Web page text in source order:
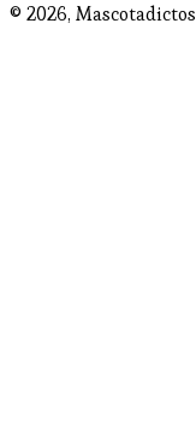
© 2026, Mascotadictos